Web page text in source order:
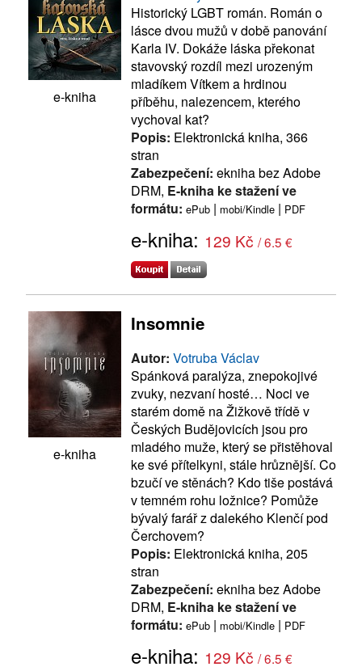
e-kniha
Historický LGBT román. Román o
lásce dvou mužů v době panování
Karla IV. Dokáže láska překonat
stavovský rozdíl mezi urozeným
mladíkem Vítkem a hrdinou
příběhu, nalezencem, kterého
vychoval kat?
Popis: Elektronická kniha, 366
stran
Zabezpečení: ekniha bez Adobe
DRM, E-kniha ke stažení ve
formátu: ePub | mobi/Kindle | PDF
e-kniha: 129 Kč / 6.5 €
e-kniha
Insomnie
Autor: Votruba Václav
Spánková paralýza, znepokojivé
zvuky, nezvaní hosté… Noci ve
starém domě na Žižkově třídě v
Českých Budějovicích jsou pro
mladého muže, který se přistěhoval
ke své přítelkyni, stále hrůznější. Co
bzučí ve stěnách? Kdo tiše postává
v temném rohu ložnice? Pomůže
bývalý farář z dalekého Klenčí pod
Čerchovem?
Popis: Elektronická kniha, 205
stran
Zabezpečení: ekniha bez Adobe
DRM, E-kniha ke stažení ve
formátu: ePub | mobi/Kindle | PDF
e-kniha: 129 Kč / 6.5 €